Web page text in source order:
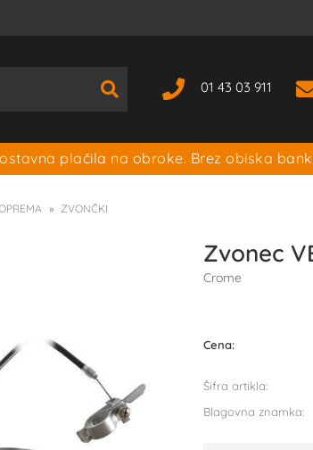
01 43 03 911
plačila na obroke. Brez obiska
ZVONČKI
Zvonec
Crome
Cena:
Šifra artikla:
Blagovna znamka: